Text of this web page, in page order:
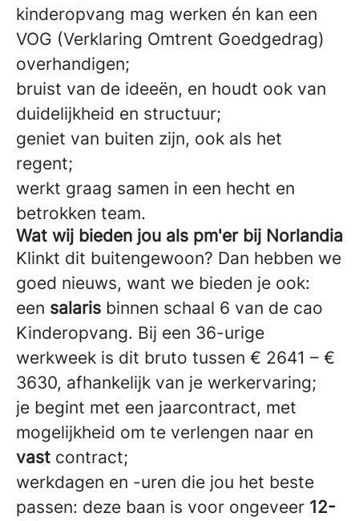
kinderopvang mag werken én kan een
VOG (Verklaring Omtrent Goedgedrag)
overhandigen;
bruist van de ideeën, en houdt ook van
duidelijkheid en structuur;
geniet van buiten zijn, ook als het
regent;
werkt graag samen in een hecht en
betrokken team.
Wat wij bieden jou als pm'er bij Norlandia
Klinkt dit buitengewoon? Dan hebben we
goed nieuws, want we bieden je ook:
een salaris binnen schaal 6 van de cao
Kinderopvang. Bij een 36-urige
werkweek is dit bruto tussen € 2641 – €
3630, afhankelijk van je werkervaring;
je begint met een jaarcontract, met
mogelijkheid om te verlengen naar en
vast contract;
werkdagen en -uren die jou het beste
passen: deze baan is voor ongeveer 12-